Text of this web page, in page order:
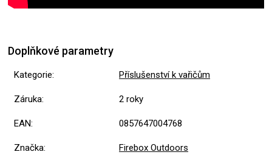
Doplňkové parametry
Kategorie: Příslušenství k vařičům
Záruka: 2 roky
EAN: 0857647004768
Značka: Firebox Outdoors